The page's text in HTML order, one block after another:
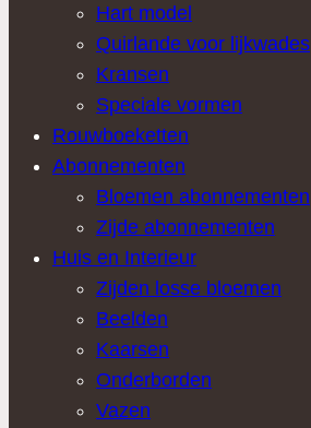
Hart model
Quirlande voor lijkwades
Kransen
Speciale vormen
Rouwboeketten
Abonnementen
Bloemen abonnementen
Zijde abonnementen
Huis en Interieur
Zijden losse bloemen
Beelden
Kaarsen
Onderborden
Vazen